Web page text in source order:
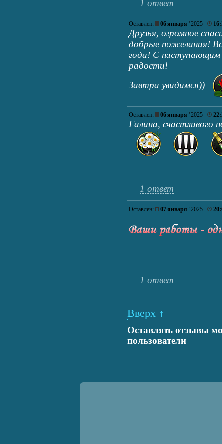
1 ответ
Оставлен: 06 января ’2025
Друзья, огромное
добрые пожелания!
года! С
радости!
Завтра увидимся))
Оставлен: 06 января ’2025
Галина, счастливого
1 ответ
Оставлен: 07 января ’2025
1 ответ
Вверх ↑
Оставлять отзывы
пользователи